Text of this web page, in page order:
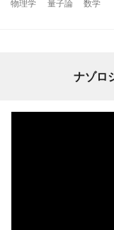
物理学 量子論 数学
ナゾロ